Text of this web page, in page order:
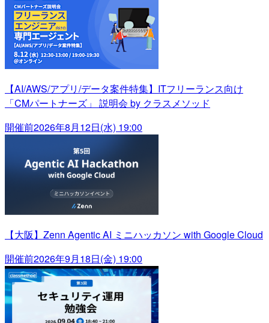
【AI/AWS/アプリ/データ案件特集】ITフリーランス向け
「CMパートナーズ」 説明会 by クラスメソッド
開催前2026年8月12日(水) 19:00
【大阪】Zenn Agentic AI ミニハッカソン with Google Cloud
開催前2026年9月18日(金) 19:00